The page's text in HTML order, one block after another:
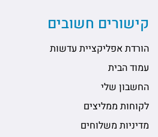
קישורים חשובים
הורדת אפליקציית עדשות
עמוד הבית
החשבון שלי
לקוחות ממליצים
מדיניות משלוחים